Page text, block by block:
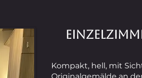
Kompakt, hell, mit